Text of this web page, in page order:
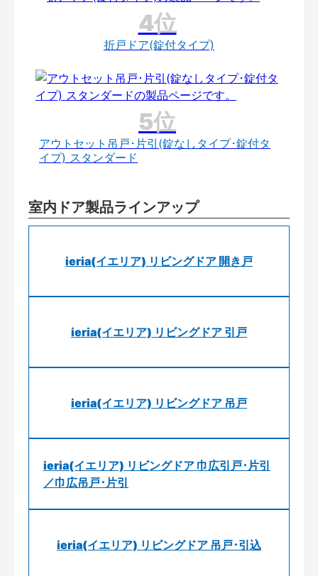
折戸ドア(錠付タイプ)
アウトセット吊戸･片引(錠なしタイプ･錠付タ
イプ) スタンダード
室内ドア製品ラインアップ
ieria(イエリア) リビングドア 開き戸
ieria(イエリア) リビングドア 引戸
ieria(イエリア) リビングドア 吊戸
ieria(イエリア) リビングドア 巾広引戸･片引
／巾広吊戸･片引
ieria(イエリア) リビングドア 吊戸･引込